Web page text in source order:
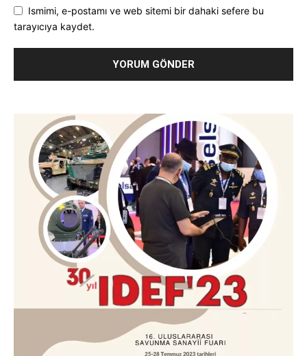
Ismimi, e-postamı ve web sitemi bir dahaki sefere bu
tarayıcıya kaydet.